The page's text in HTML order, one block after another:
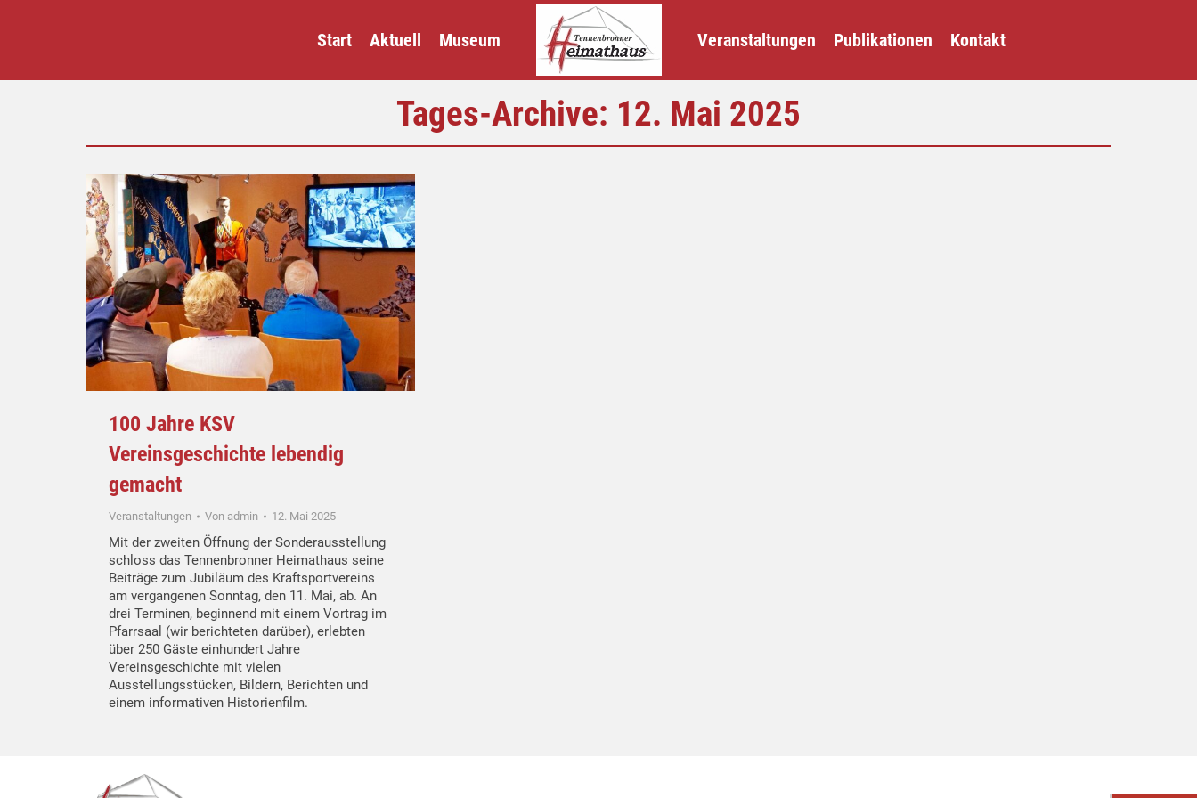
Start Aktuell Museum Veranstaltungen Publikationen Kontakt
Tages-Archive: 12. Mai 2025
100 Jahre KSV
Vereinsgeschichte lebendig
gemacht
Veranstaltungen Von admin 12. Mai 2025
Mit der zweiten Öffnung der Sonderausstellung
schloss das Tennenbronner Heimathaus seine
Beiträge zum Jubiläum des Kraftsportvereins
am vergangenen Sonntag, den 11. Mai, ab. An
drei Terminen, beginnend mit einem Vortrag im
Pfarrsaal (wir berichteten darüber), erlebten
über 250 Gäste einhundert Jahre
Vereinsgeschichte mit vielen
Ausstellungsstücken, Bildern, Berichten und
einem informativen Historienfilm.